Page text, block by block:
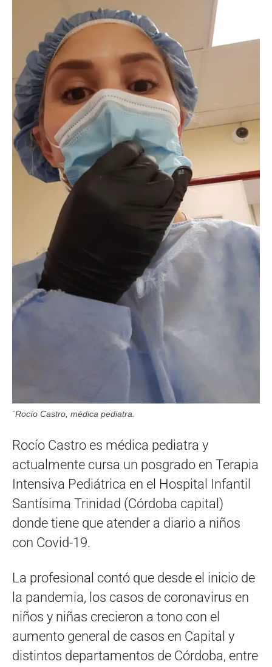
´Rocío Castro, médica pediatra.
Rocío Castro es médica pediatra y
actualmente cursa un posgrado en Terapia
Intensiva Pediátrica en el Hospital Infantil
Santísima Trinidad (Córdoba capital)
donde tiene que atender a diario a niños
con Covid-19.
La profesional contó que desde el inicio de
la pandemia, los casos de coronavirus en
niños y niñas crecieron a tono con el
aumento general de casos en Capital y
distintos departamentos de Córdoba, entre